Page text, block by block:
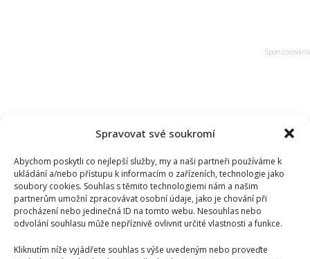
Spravovat své soukromí
Abychom poskytli co nejlepší služby, my a naši partneři používáme k
ukládání a/nebo přístupu k informacím o zařízeních, technologie jako
soubory cookies. Souhlas s těmito technologiemi nám a našim
partnerům umožní zpracovávat osobní údaje, jako je chování při
procházení nebo jedinečná ID na tomto webu. Nesouhlas nebo
odvolání souhlasu může nepříznivě ovlivnit určité vlastnosti a funkce.
Kliknutím níže vyjádřete souhlas s výše uvedeným nebo proveďte